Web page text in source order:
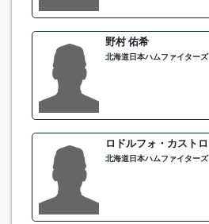
野村 佑希
北海道日本ハムファイターズ
ロドルフォ・カストロ
北海道日本ハムファイターズ